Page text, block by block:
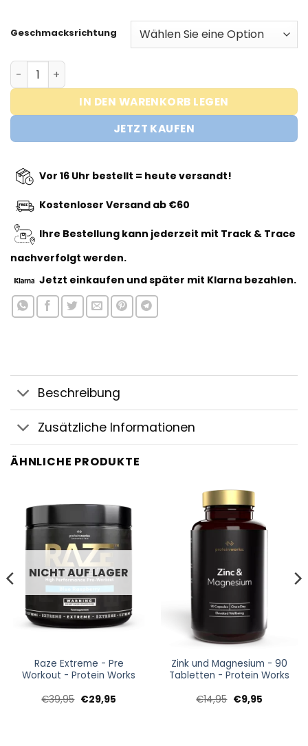
Geschmacksrichtung
Oxyshred Non Stim – Thermogenic Burner Menge
IN DEN WARENKORB LEGEN
JETZT KAUFEN
Vor 16 Uhr bestellt = heute versandt!
Kostenloser Versand ab €60
Ihre Bestellung kann jederzeit mit Track & Trace
nachverfolgt werden.
Jetzt einkaufen und später mit Klarna bezahlen.
Beschreibung
Zusätzliche Informationen
ÄHNLICHE PRODUKTE
NICHT AUF LAGER
Raze Extreme - Pre
Workout - Protein Works
€39,95 Ursprünglicher
Preis
€29,95Aktueller
Zink und Magnesium - 90
Tabletten - Protein Works
€14,95 Ursprünglicher
Preis
€9,95Aktueller